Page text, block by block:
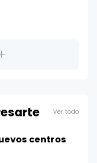
Ver todo
centros